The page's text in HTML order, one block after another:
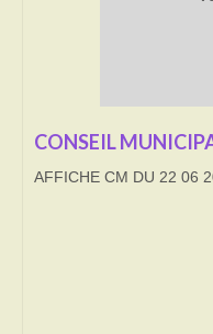
LE BRULAGE DES
CONSEIL
AFFICHE CM DU 22 06